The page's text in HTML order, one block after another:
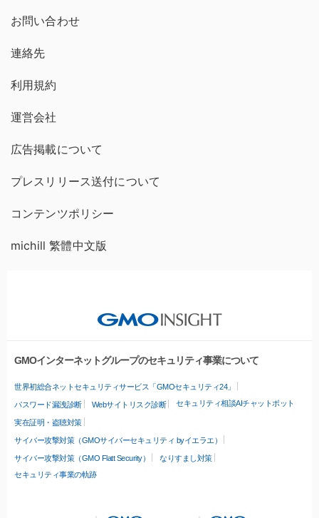
お問い合わせ
連絡先
利用規約
運営会社
広告掲載について
プレスリリース送付について
コンテンツポリシー
michill 繁體中文版
GMOインターネットグループのセキュリティ事業について
世界初総合ネットセキュリティサービス「GMOセキュリティ24」
パスワード漏洩診断 Webサイトリスク診断 セキュリティ相談AIチャットボット
実在証明・盗聴対策
サイバー攻撃対策（GMOサイバーセキュリティ byイエラエ）
サイバー攻撃対策（GMO Flatt Security）
なりすまし対策
セキュリティ事業の軌跡